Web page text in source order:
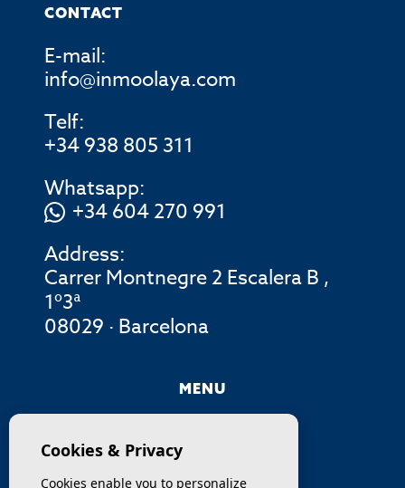
CONTACT
E-mail:
info@inmoolaya.com
Telf:
+34 938 805 311
Whatsapp:
+34 604 270 991
Address:
Carrer Montnegre 2 Escalera B ,
1º3ª
08029 · Barcelona
MENU
PROPERTIES
Cookies & Privacy
Cookies enable you to personalize